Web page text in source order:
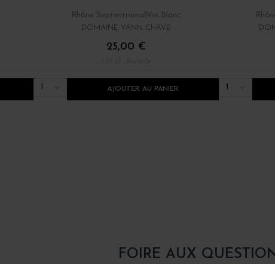
Rhône Septentrional Vin Blanc
DOMAINE YANN CHAVE
25,00 €
AJOUTER AU PANIER
FOIRE AUX